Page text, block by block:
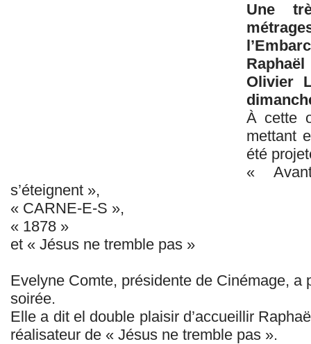
Une
Olivier
À cette
mettant
été
«
s’éteignent »,
« CARNE-E-S »,
« 1878 »
et « Jésus ne tremble pas »
Evelyne Comte, présidente de Cinémage, a
soirée.
Elle a dit el double plaisir d’accueillir
réalisateur de « Jésus ne tremble pas ».